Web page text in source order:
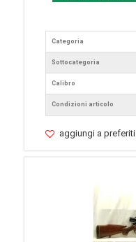
Categoria
Sottocategoria
Calibro
Condizioni articolo
aggiungi a preferiti